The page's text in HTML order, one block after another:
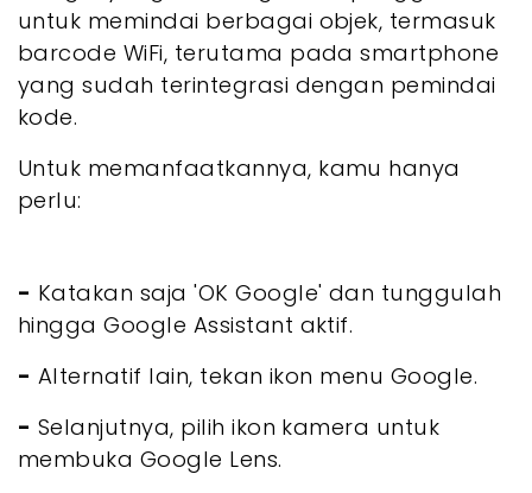
untuk memindai berbagai objek, termasuk
barcode WiFi, terutama pada smartphone
yang sudah terintegrasi dengan pemindai
kode.
Untuk memanfaatkannya, kamu hanya
perlu:
- Katakan saja 'OK Google' dan tunggulah
hingga Google Assistant aktif.
- Alternatif lain, tekan ikon menu Google.
- Selanjutnya, pilih ikon kamera untuk
membuka Google Lens.